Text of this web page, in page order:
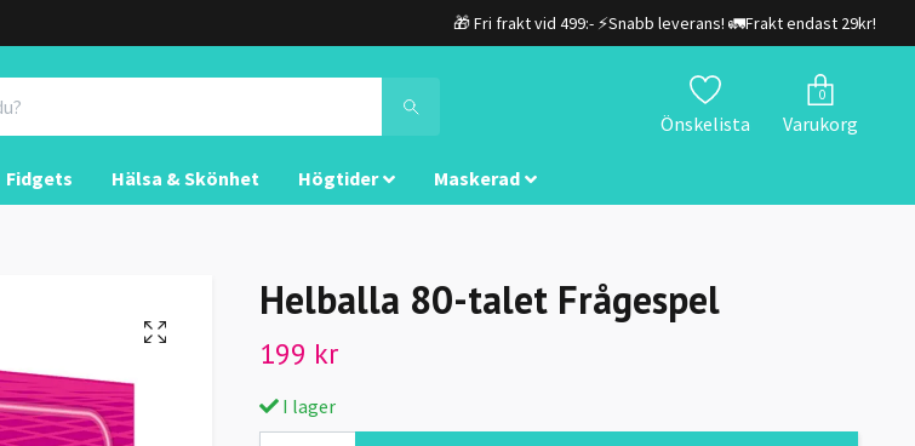
🎁 Fri frakt vid 499:- ⚡Snabb leverans! 🚛Frakt endast 29kr!
Önskelista
0
Varukorg
Fidgets Hälsa & Skönhet Högtider Maskerad
Helballa 80-talet Frågespel
199 kr
I lager